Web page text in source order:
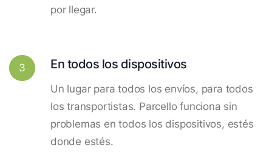
por llegar.
3 En todos los dispositivos
Un lugar para todos los envíos, para todos
los transportistas. Parcello funciona sin
problemas en todos los dispositivos, estés
donde estés.